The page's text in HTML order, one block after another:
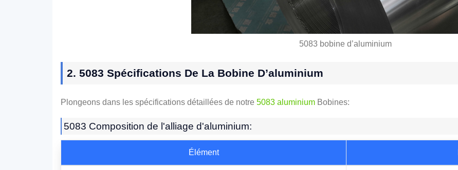
5083 bobine d’aluminium
2. 5083 Spécifications De La Bobine D’aluminium
Plongeons dans les spécifications détaillées de notre 5083 aluminium Bobines:
5083 Composition de l'alliage d'aluminium:
Élément